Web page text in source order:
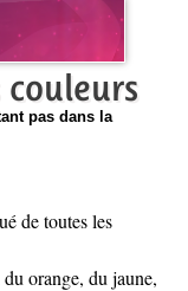
pas dans la
orange, du jaune,